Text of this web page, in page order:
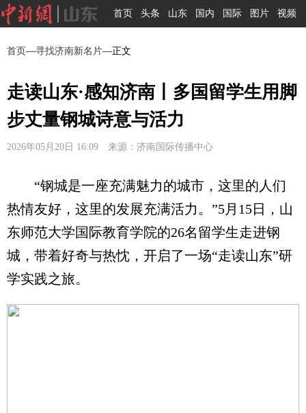
首页 头条 山东 国内 国际 图片 视频
首页—寻找济南新名片—正文
走读山东·感知济南丨多国留学生用脚
步丈量钢城诗意与活力
2026年05月20日 16:09 来源：济南国际传播中心
“钢城是一座充满魅力的城市，这里的人们
热情友好，这里的发展充满活力。”5月15日，山
东师范大学国际教育学院的26名留学生走进钢
城，带着好奇与热忱，开启了一场“走读山东”研
学实践之旅。